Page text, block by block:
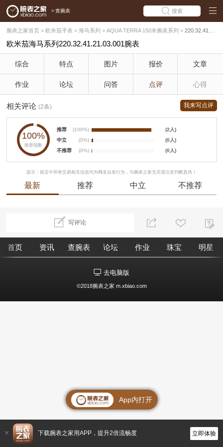
> 查腕表 搜索
腕表之家首页 > 欧米茄手表 > 海马系列 > AQUA TERRA 150米腕表系列 > 220.32.41.21.03.001
欧米茄海马系列220.32.41.21.03.001腕表
综合 特点 图片 报价 文章
作业 论坛 问答 点评 心得
相关评论 (2条) 我来写点评
100%
推荐指数
推荐 (100%)
(2人)
中立
(0%)
(0人)
不推荐
(0%) (0人)
提示：留言中所有交易相关信息均为网友自发行为，与腕表之家无关请注意判断真伪！
最新 推荐 中立 不推荐
写评论
首页 资讯 查腕表 论坛 作业 珠宝 明星
去电脑版
©2018腕表之家 m.xbiao.com
App内打开
下载腕表之家用APP，提升2倍流畅度 立即体验